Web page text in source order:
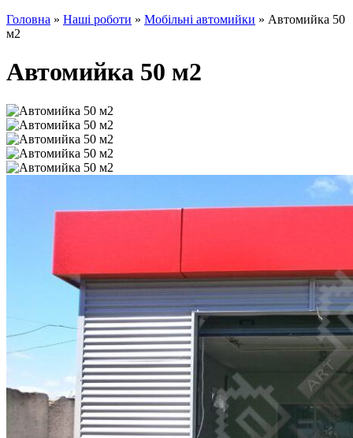
Головна » Наші роботи » Мобільні автомийки » Автомийка 50
м2
Автомийка 50 м2